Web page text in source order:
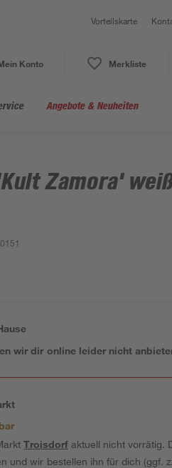
Vorteilskarte
Konto Merkliste
Angebote & Neuheiten
Zamora'
wir dir online leider nicht
Troisdorfaktuell nicht vorrätig.
und wir bestellen ihn für dich (ggf.